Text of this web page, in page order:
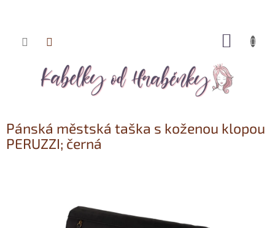
Přejít
Pánská městská taška s koženou klopou
PERUZZI; černá